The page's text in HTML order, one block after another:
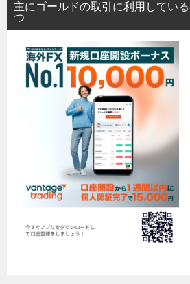
主にゴールドの取引に利用してい
つ